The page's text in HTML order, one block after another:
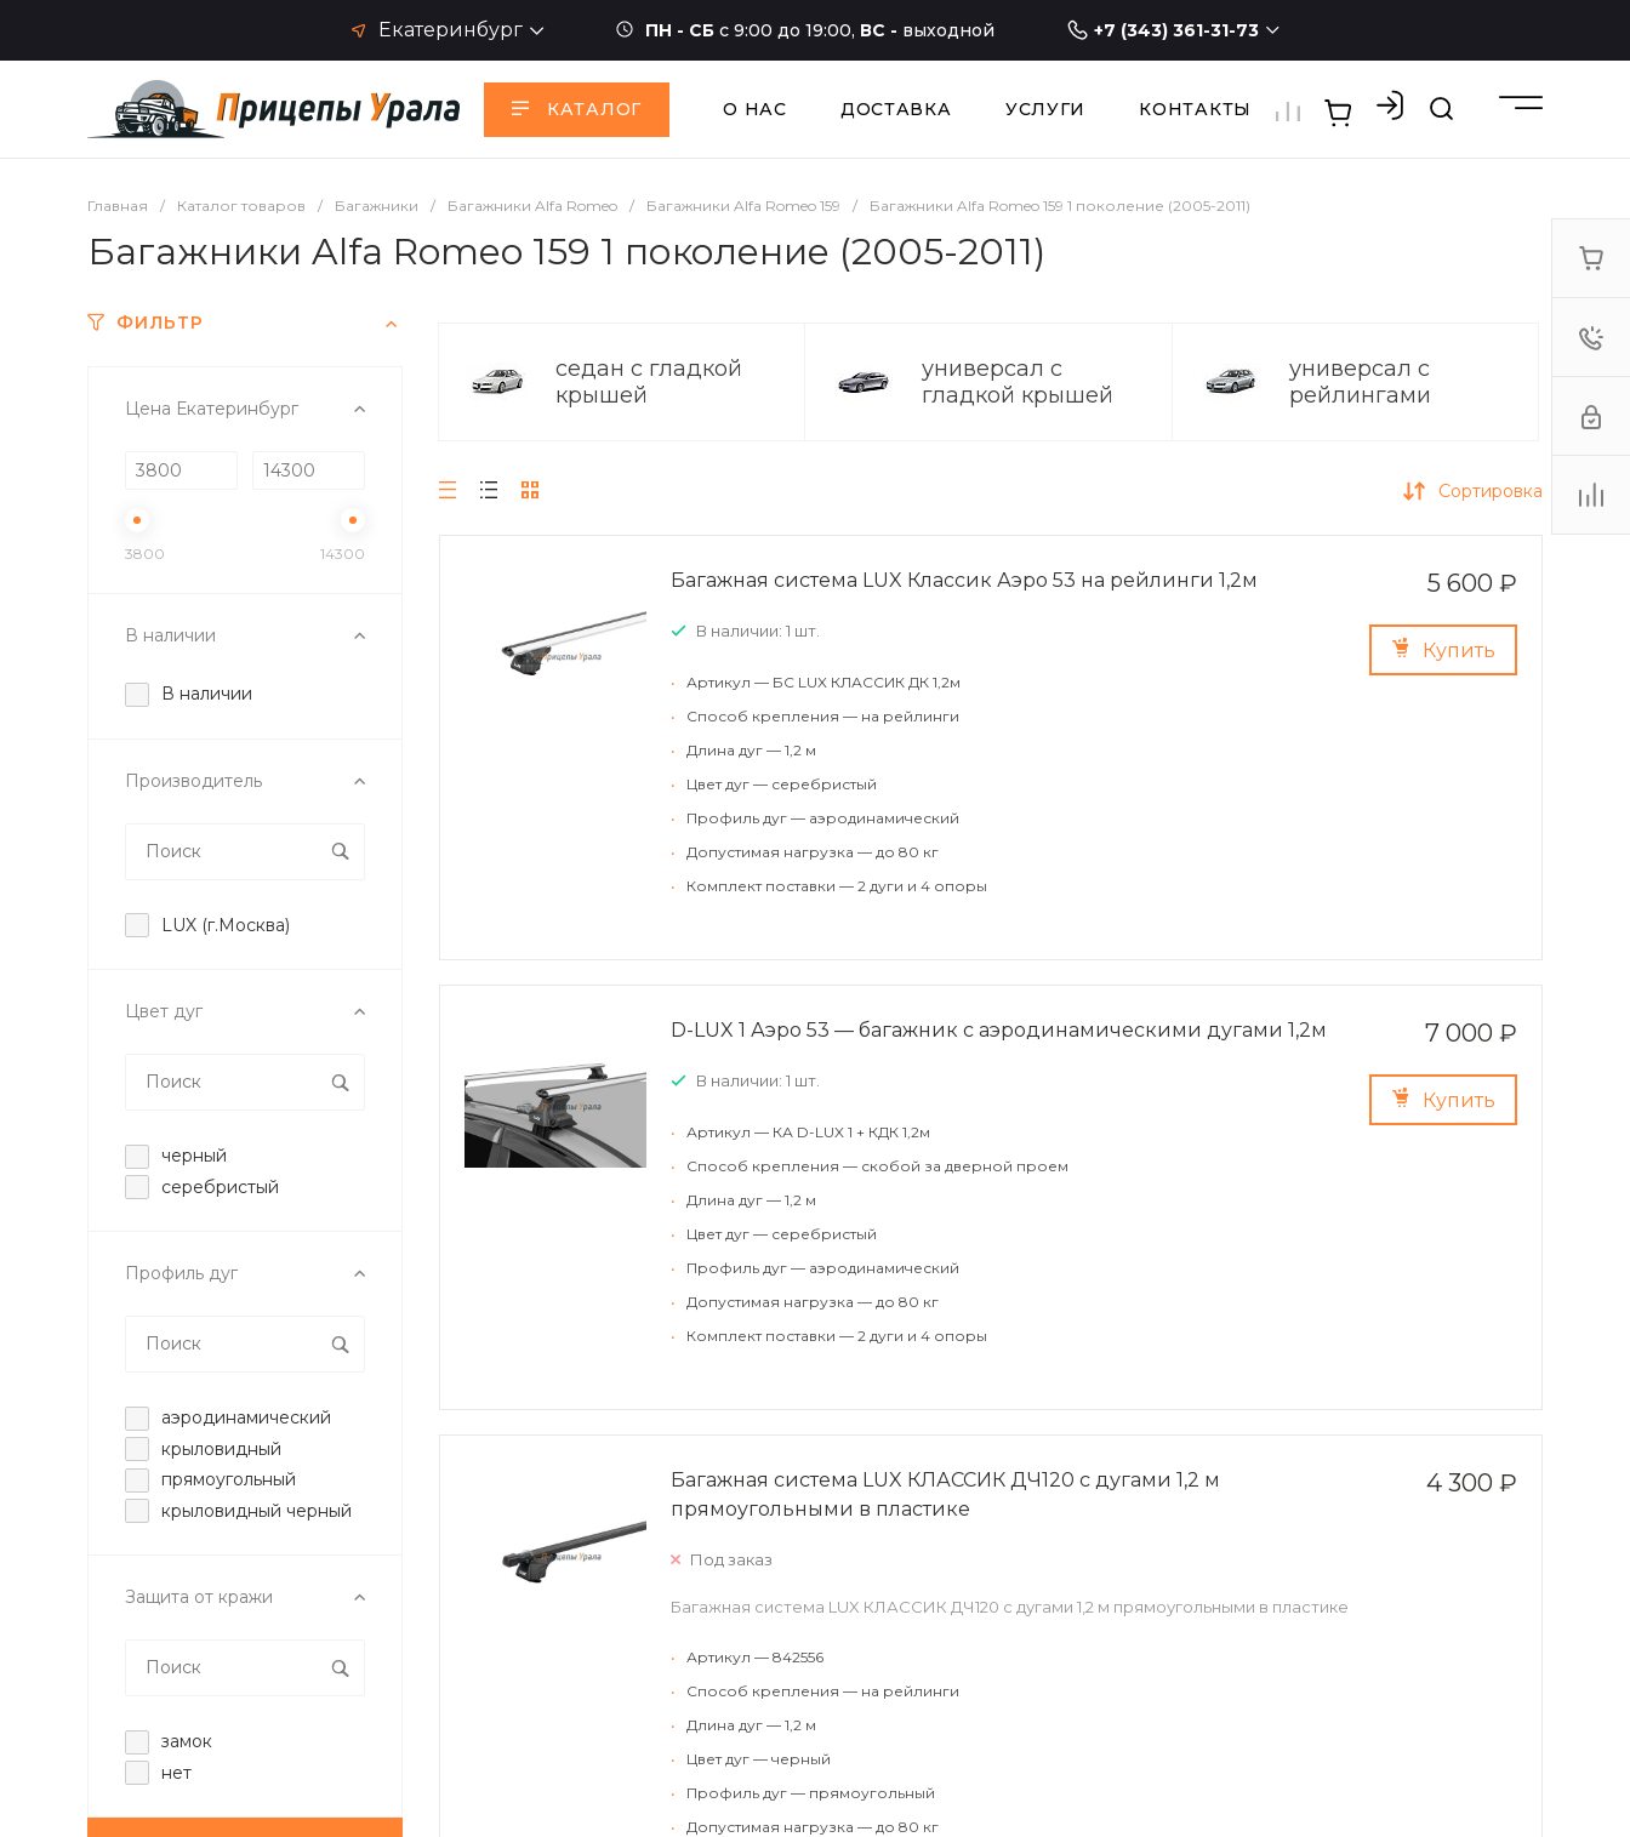
Екатеринбург ПН - СБ с 9:00 до 19:00, ВС - выходной +7 (343) 361-31-73
+7 (343) 361-31-73
3613173@mail.ru
КАТАЛОГ О НАС ДОСТАВКА УСЛУГИ КОНТАКТЫ
Главная / Каталог товаров / Багажники / Багажники Alfa Romeo / Багажники Alfa Romeo 159 / Багажники Alfa Romeo 159 1 поколение (2005-2011)
Багажники Alfa Romeo 159 1 поколение (2005-2011)
ФИЛЬТР
Цена Екатеринбург
3800 14300
В наличии
В наличии
Производитель
LUX (г.Москва)
Цвет дуг
черный
серебристый
Профиль дуг
аэродинамический
крыловидный
прямоугольный
крыловидный черный
Защита от кражи
замок
нет
седан с гладкой
крышей
универсал с
гладкой крышей
универсал с
рейлингами
Сортировка
5 600 ₽
Купить
Багажная система LUX Классик Аэро 53 на рейлинги 1,2м
В наличии: 1 шт.
•
Артикул — БС LUX КЛАССИК ДК 1,2м
•
Способ крепления — на рейлинги
•
Длина дуг — 1,2 м
•
Цвет дуг — серебристый
•
Профиль дуг — аэродинамический
•
Допустимая нагрузка — до 80 кг
•
Комплект поставки — 2 дуги и 4 опоры
7 000 ₽
Купить
D-LUX 1 Аэро 53 — багажник с аэродинамическими дугами 1,2м
В наличии: 1 шт.
•
Артикул — КА D-LUX 1 + КДК 1,2м
•
Способ крепления — скобой за дверной проем
•
Длина дуг — 1,2 м
•
Цвет дуг — серебристый
•
Профиль дуг — аэродинамический
•
Допустимая нагрузка — до 80 кг
•
Комплект поставки — 2 дуги и 4 опоры
4 300 ₽
Багажная система LUX КЛАССИК ДЧ120 с дугами 1,2 м
прямоугольными в пластике
Под заказ
Багажная система LUX КЛАССИК ДЧ120 с дугами 1,2 м прямоугольными в пластике
•
Артикул — 842556
•
Способ крепления — на рейлинги
•
Длина дуг — 1,2 м
•
Цвет дуг — черный
•
Профиль дуг — прямоугольный
•
Допустимая нагрузка — до 80 кг